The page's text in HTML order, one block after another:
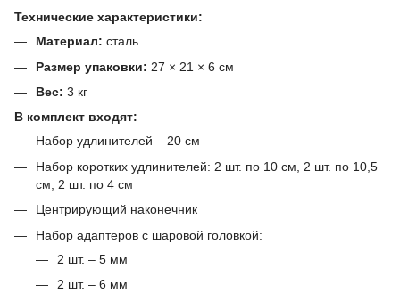
Технические характеристики:
Материал: сталь
Размер упаковки: 27 × 21 × 6 см
Вес: 3 кг
В комплект входят:
Набор удлинителей – 20 см
Набор коротких удлинителей: 2 шт. по 10 см, 2 шт. по 10,5
см, 2 шт. по 4 см
Центрирующий наконечник
Набор адаптеров с шаровой головкой:
2 шт. – 5 мм
2 шт. – 6 мм